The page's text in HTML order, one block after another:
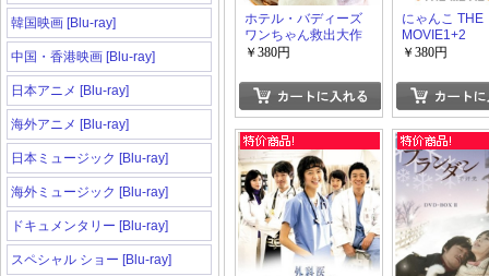
韓国映画 [Blu-ray]
中国・香港映画 [Blu-ray]
日本アニメ [Blu-ray]
海外アニメ [Blu-ray]
日本ミュージック [Blu-ray]
海外ミュージック [Blu-ray]
ドキュメンタリー [Blu-ray]
スペシャル ショー [Blu-ray]
ホテル・バディーズ
ワンちゃん救出大作
戦
￥380円
にゃんこ THE
MOVIE1+2
￥380円